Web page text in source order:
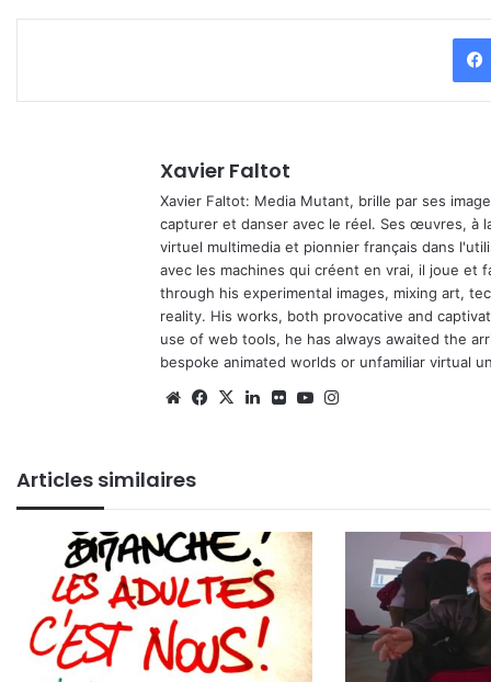
Xavier Faltot
Xavier Faltot: Media Mutant, brille par ses
capturer et danser avec le réel. Ses œuvres, à
virtuel multimedia et pionnier français dans
avec les machines qui créent en vrai, il joue et
through his experimental images, mixing art,
reality. His works, both provocative and
use of web tools, he has always awaited the
bespoke animated worlds or unfamiliar virtual
WebsiteFacebook
X Linkedin
FlickrYouTube
Articles similaires